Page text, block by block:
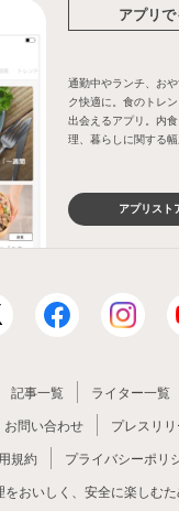
アプリ
通勤中やランチ、お
ク快適に。食のトレ
出会えるアプリ。内
理、暮らしに関する幅
アプリスト
記事一覧
ライター一覧
お問い合わせ
プレスリ
規約
プライバシーポリ
をおいしく、安全に楽しむ